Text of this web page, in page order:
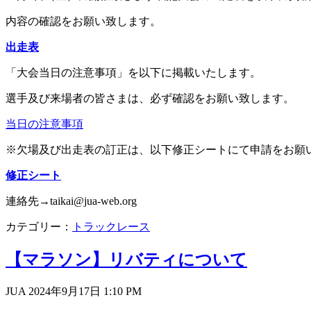
内容の確認をお願い致します。
出走表
「大会当日の注意事項」を以下に掲載いたします。
選手及び来場者の皆さまは、必ず確認をお願い致します。
当日の注意事項
※欠場及び出走表の訂正は、以下修正シートにて申請をお願
修正シート
連絡先→taikai@jua-web.org
カテゴリー： トラックレース
【マラソン】リバティについて
JUA 2024年9月17日 1:10 PM